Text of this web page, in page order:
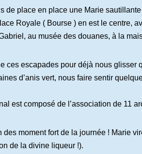
de place en place une Marie
Royale ( Bourse ) en est le centre,
au musée des douanes, à la
ces escapades pour déjà nous
d’anis vert, nous faire sentir
est composé de l’association de 11
des moment fort de la journée ! Marie
de la divine liqueur !).